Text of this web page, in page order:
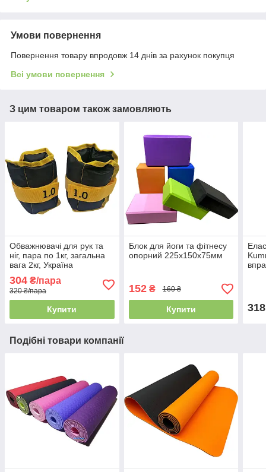
Умови повернення
Повернення товару впродовж 14 днів за рахунок покупця
Всі умови повернення
З цим товаром також замовляють
Обважнювачі для рук та
ніг, пара по 1кг, загальна
вага 2кг, Україна
304 ₴/пара
320 ₴/пара
Купити
Блок для йоги та фітнесу
опорний 225х150х75мм
152₴ 160 ₴
Купити 318
Подібні товари компанії